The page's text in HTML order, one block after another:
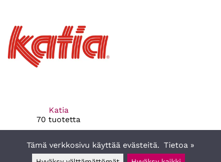
Katia
70 tuotetta
Tämä verkkosivu käyttää evästeitä. Tietoa »